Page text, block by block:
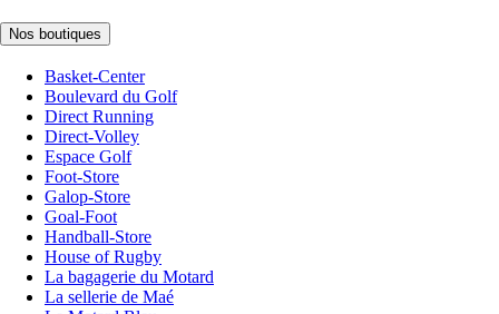
Nos boutiques
Basket-Center
Boulevard du Golf
Direct Running
Direct-Volley
Espace Golf
Foot-Store
Galop-Store
Goal-Foot
Handball-Store
House of Rugby
La bagagerie du Motard
La sellerie de Maé